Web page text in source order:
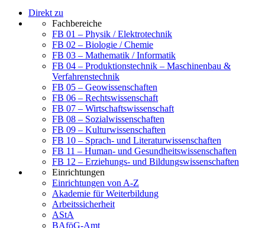
Direkt zu
Fachbereiche
FB 01 – Physik / Elektrotechnik
FB 02 – Biologie / Chemie
FB 03 – Mathematik / Informatik
FB 04 – Produktionstechnik – Maschinenbau &
Verfahrenstechnik
FB 05 – Geowissenschaften
FB 06 – Rechtswissenschaft
FB 07 – Wirtschaftswissenschaft
FB 08 – Sozialwissenschaften
FB 09 – Kulturwissenschaften
FB 10 – Sprach- und Literaturwissenschaften
FB 11 – Human- und Gesundheitswissenschaften
FB 12 – Erziehungs- und Bildungswissenschaften
Einrichtungen
Einrichtungen von A-Z
Akademie für Weiterbildung
Arbeitssicherheit
AStA
BAföG-Amt